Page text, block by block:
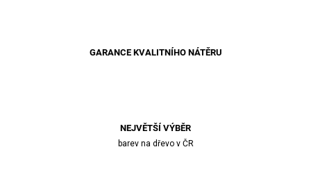
GARANCE KVALITNÍHO NÁTĚRU
NEJVĚTŠÍ VÝBĚR
barev na dřevo v ČR